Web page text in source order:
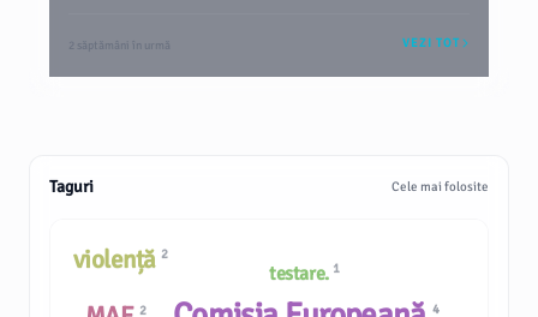
2 săptămâni în urmă VEZI TOT
Taguri Cele mai folosite
testare. 1
4
2
violență 2